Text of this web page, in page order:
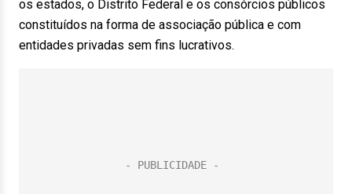
os estados, o Distrito Federal e os consórcios públicos
constituídos na forma de associação pública e com
entidades privadas sem fins lucrativos.